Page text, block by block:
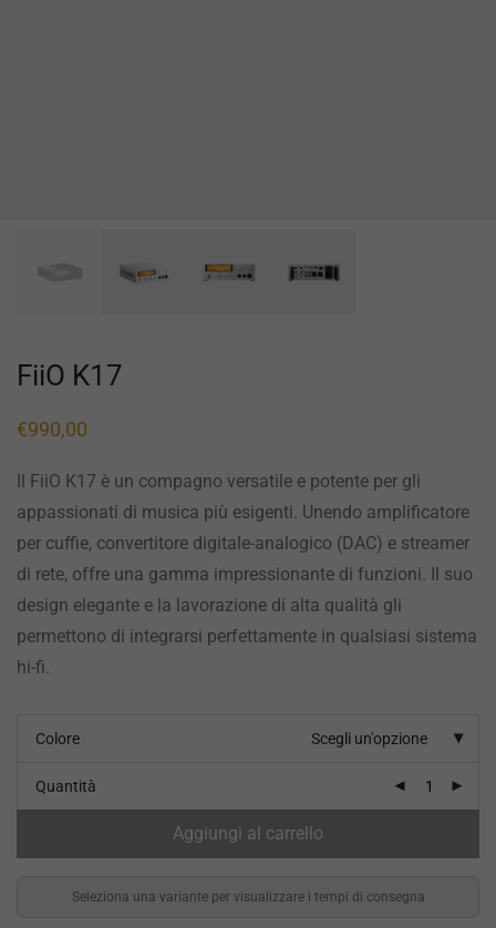
FiiO K17
€990,00
Il FiiO K17 è un compagno versatile e potente per gli
appassionati di musica più esigenti. Unendo amplificatore
per cuffie, convertitore digitale-analogico (DAC) e streamer
di rete, offre una gamma impressionante di funzioni. Il suo
design elegante e la lavorazione di alta qualità gli
permettono di integrarsi perfettamente in qualsiasi sistema
hi-fi.
Colore Scegli un'opzione
Quantità
Aggiungi al carrello
Seleziona una variante per visualizzare i tempi di consegna